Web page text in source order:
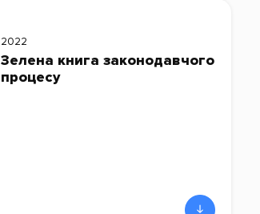
2022
Зелена книга законодавчого
процесу